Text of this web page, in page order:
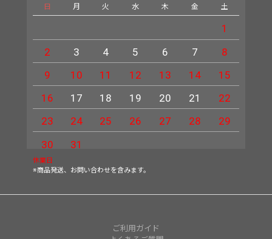
日 月 火 水 木 金 土
1
2
3 4 5 6 7
8
9
10 11 12 13 14
15
16
17 18 19 20 21
22
23
24 25 26 27 28
29
30
31
休業日
※商品発送、お問い合わせを含みます。
ご利用ガイド